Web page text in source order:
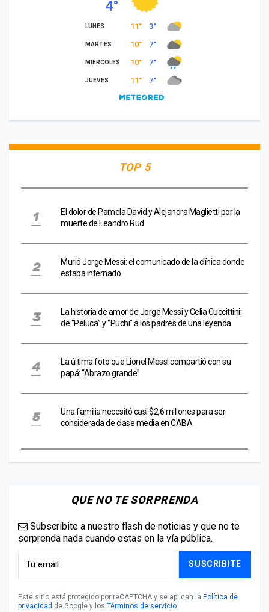
TOP 5
El dolor de Pamela David y Alejandra Maglietti por la
muerte de Leandro Rud
Murió Jorge Messi: el comunicado de la clínica donde
estaba internado
La historia de amor de Jorge Messi y Celia Cuccittini:
de “Peluca” y “Puchi” a los padres de una leyenda
La última foto que Lionel Messi compartió con su
papá: “Abrazo grande”
Una familia necesitó casi $2,6 millones para ser
considerada de clase media en CABA
QUE NO TE SORPRENDA
Subscribite a nuestro flash de noticias y que no te
sorprenda nada cuando estas en la vía pública.
SUSCRIBITE
Este sitio está protegido por reCAPTCHA y se aplican la Política de
privacidad de Google y los Términos de servicio.